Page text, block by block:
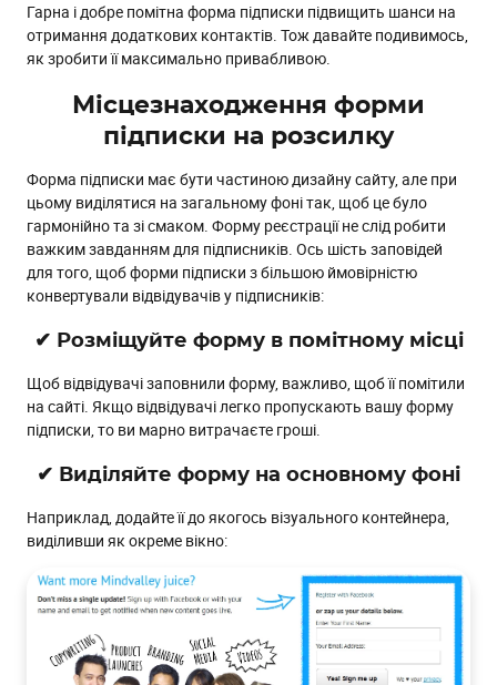
Опис у формі
✔ Контрастні заклики до дії на кнопці та у заголовку
✔ Списки замість довгих та нудних описів
✔ Періодичність
✔ Приваблюйте ексклюзивними пропозиціями
✔ Грайте з підписниками
✔ Додавайте соціальні докази
✔ Окреслюйте очікування
Про поля форми підписки
✔ Додайте до форми перевірку адрес
✔ Скорочуйте форму підписки
✔ Додавайте підказки або корисні посилання
✔ Перевіряйте перед публікацією
✔ Не змушуйте людей вводити одну й ту саму
інформацію двічі
✔ Робіть підписку покроковою
Гарна і добре помітна форма підписки підвищить шанси на
отримання додаткових контактів. Тож давайте подивимось,
як зробити її максимально привабливою.
Місцезнаходження форми
підписки на розсилку
Форма підписки має бути частиною дизайну сайту, але при
цьому виділятися на загальному фоні так, щоб це було
гармонійно та зі смаком. Форму реєстрації не слід робити
важким завданням для підписників. Ось шість заповідей
для того, щоб форми підписки з більшою ймовірністю
конвертували відвідувачів у підписників:
✔ Розміщуйте форму в помітному місці
Щоб відвідувачі заповнили форму, важливо, щоб її помітили
на сайті. Якщо відвідувачі легко пропускають вашу форму
підписки, то ви марно витрачаєте гроші.
✔ Виділяйте форму на основному фоні
Наприклад, додайте її до якогось візуального контейнера,
виділивши як окреме вікно: